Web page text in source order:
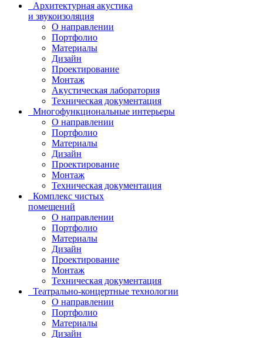
Архитектурная акустика
и звукоизоляция
О направлении
Портфолио
Материалы
Дизайн
Проектирование
Монтаж
Акустическая лаборатория
Техническая документация
Многофункциональные интерьеры
О направлении
Портфолио
Материалы
Дизайн
Проектирование
Монтаж
Техническая документация
Комплекс чистых
помещений
О направлении
Портфолио
Материалы
Дизайн
Проектирование
Монтаж
Техническая документация
Театрально-концертные технологии
О направлении
Портфолио
Материалы
Дизайн